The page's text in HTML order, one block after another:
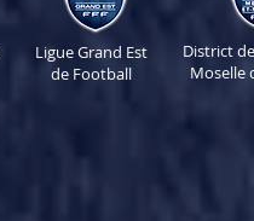
Ligue Grand Est
de Football
District
Moselle